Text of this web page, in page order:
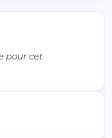
pour cet